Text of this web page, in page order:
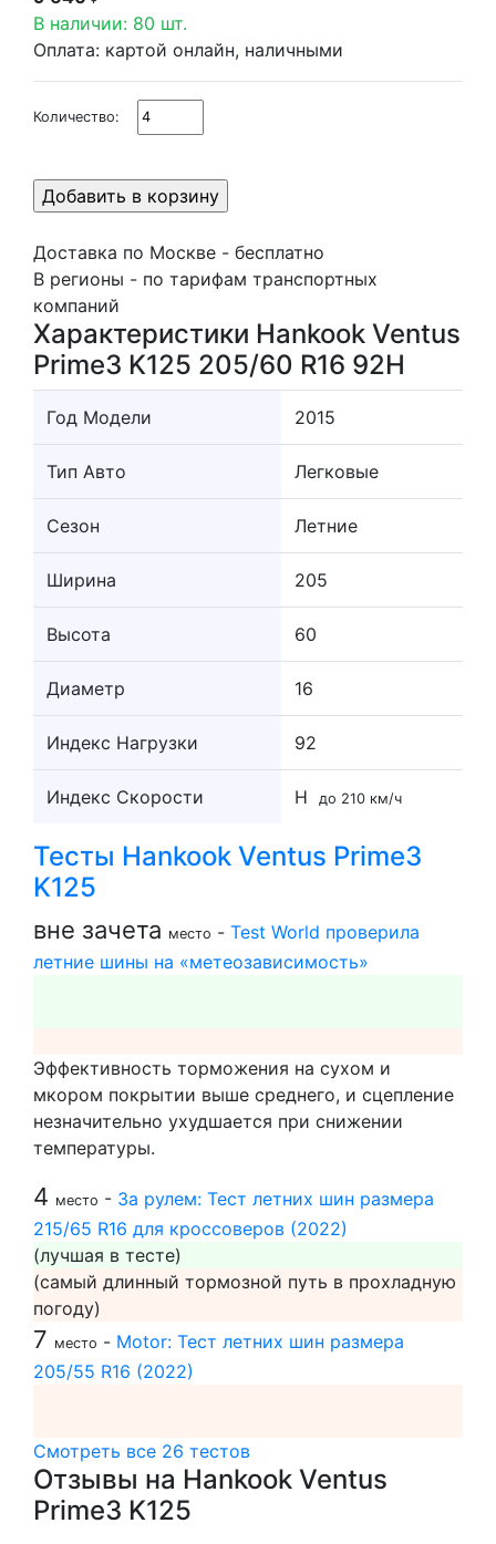
В наличии: 80 шт.
Оплата: картой онлайн, наличными
Количество:
Доставка по Москве - бесплатно
В регионы - по тарифам транспортных
компаний
Характеристики Hankook Ventus
Prime3 K125 205/60 R16 92H
Год Модели 2015
Тип Авто Легковые
Сезон Летние
Ширина 205
Высота 60
Диаметр 16
Индекс Нагрузки 92
Индекс Скорости H до 210 км/ч
Тесты Hankook Ventus Prime3
K125
вне зачета место - Test World проверила
летние шины на «метеозависимость»
Эффективность торможения на сухом и
мкором покрытии выше среднего, и сцепление
незначительно ухудшается при снижении
температуры.
4 место - За рулем: Тест летних шин размера
215/65 R16 для кроссоверов (2022)
(лучшая в тесте)
(самый длинный тормозной путь в прохладную
погоду)
7 место - Motor: Тест летних шин размера
205/55 R16 (2022)
Смотреть все 26 тестов
Отзывы на Hankook Ventus
Prime3 K125